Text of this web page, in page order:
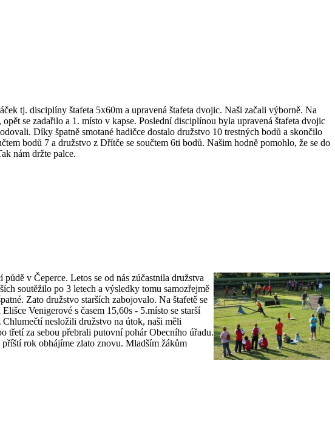
tj. disciplíny štafeta 5x60m a upravená štafeta dvojic. Naši začali výborně. Na
se zadařilo a 1. místo v kapse. Poslední disciplínou byla upravená štafeta dvojic
Díky špatně smotané hadičce dostalo družstvo 10 trestných bodů a skončilo
bodů 7 a družstvo z Dřítče se součtem 6ti bodů. Našim hodně pomohlo, že se do
nám držte palce.
v Čeperce. Letos se od nás zúčastnila družstva
soutěžilo po 3 letech a výsledky tomu samozřejmě
Zato družstvo starších zabojovalo. Na štafetě se
Venigerové s časem 15,60s - 5.místo se starší
nesložili družstvo na útok, naši měli
třetí za sebou přebrali putovní pohár Obecního úřadu.
rok obhájíme zlato znovu. Mladším žákům